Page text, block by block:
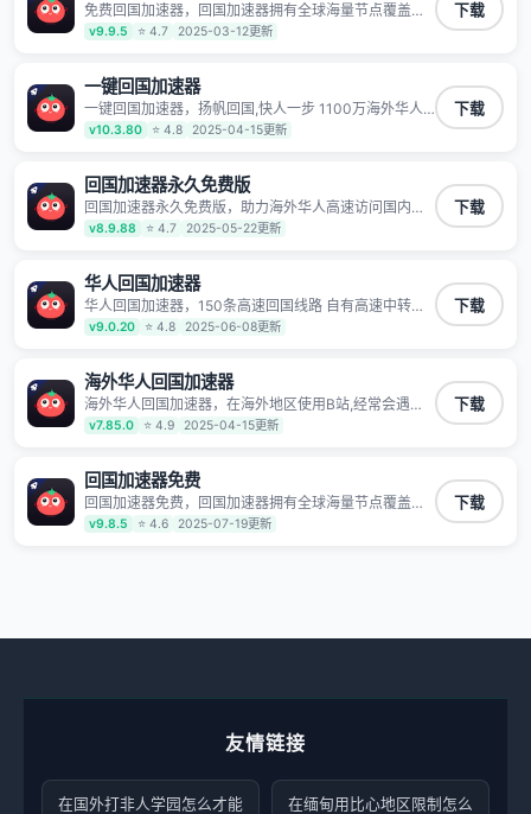
免费回国加速器，回国加速器拥有全球海量节点覆盖，
运营商专线不卡顿超稳定，专为海外华人和留学生打
造，帮助海外华人免除地域限制，随时高速稳定低延迟
v9.9.5 ⭐ 4.7 2025-03-12更新
下载
一键回国加速器
一键回国加速器，扬帆回国,快人一步 1100万海外华人
都在用的音乐视频回国加速器 Android iOS Windows
Mac TV VIP 支持多种加速场景 了解更多 看视频 全球高
艺、哔哩哔哩和优酷视频,在国外也能畅快追剧!
v10.3.80 ⭐ 4.8 2025-04-15更新
下载
回国加速器永久免费版
回国加速器永久免费版，助力海外华人高速访问国内网
络，快速开启国内各直播平台,解决国内视频、音乐卡顿
问题；更能加速海量国服游戏，超低延迟稳定不掉线,畅
v8.9.88 ⭐ 4.7 2025-05-22更新
下载
华人回国加速器
华人回国加速器，150条高速回国线路 自有高速中转节
点 无需注册 一键连接 提供高速线路 应用内直达视频音
乐app,快人一步 应用模式 App互不干扰 不间断的隐私保
止第三方对数据进行窃取和监听
v9.0.20 ⭐ 4.8 2025-06-08更新
下载
海外华人回国加速器
海外华人回国加速器，在海外地区使用B站,经常会遇到B
站地区版权限制/网络IP屏蔽,缓冲卡顿等问题,使用我们
的哔哩哔哩专用回国VPN,可加速解决各类网络问题,一键
服7*24小时服务。
v7.85.0 ⭐ 4.9 2025-04-15更新
下载
回国加速器免费
回国加速器免费，回国加速器拥有全球海量节点覆盖，
运营商专线不卡顿超稳定，专为海外华人和留学生打
造，帮助海外华人免除地域限制，随时高速稳定低延迟
v9.8.5 ⭐ 4.6 2025-07-19更新
下载
友情链接
在国外打非人学园怎么才能
在缅甸用比心地区限制怎么